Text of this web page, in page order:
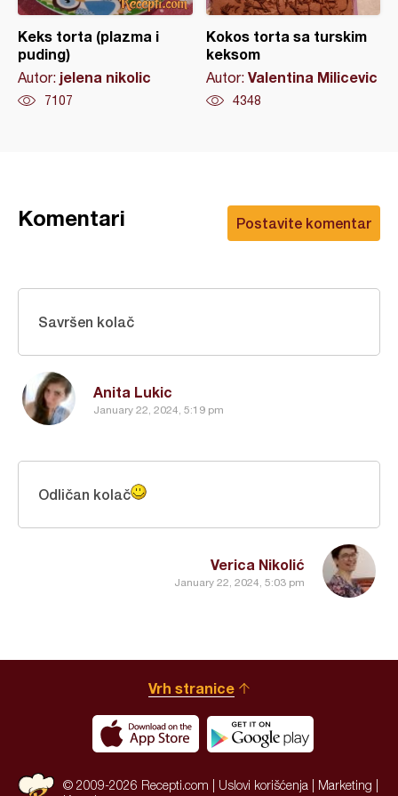
Keks torta (plazma i
puding)
Autor: jelena nikolic
7107
Kokos torta sa turskim
keksom
Autor: Valentina Milicevic
4348
Postavite komentar
Komentari
Anita Lukic
January 22, 2024, 5:19 pm
Savršen kolač
Verica Nikolić
January 22, 2024, 5:03 pm
Odličan kolač
Vrh stranice
© 2009-2026 Recepti.com | Uslovi korišćenja Marketing